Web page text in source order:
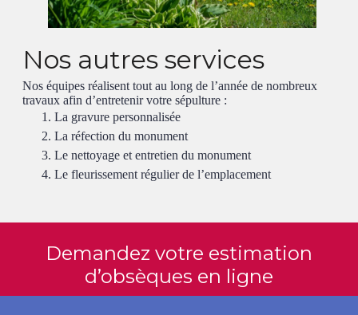
Nos autres services
Nos équipes réalisent tout au long de l’année de nombreux
travaux afin d’entretenir votre sépulture :
La gravure personnalisée
La réfection du monument
Le nettoyage et entretien du monument
Le fleurissement régulier de l’emplacement
Demandez votre estimation
d’obsèques en ligne